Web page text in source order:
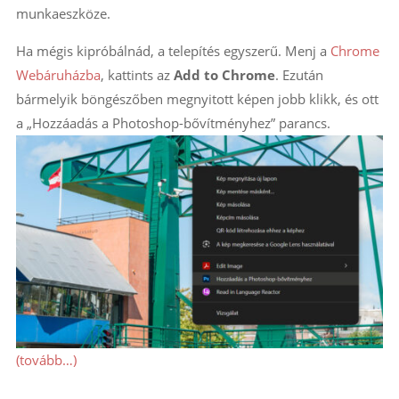
munkaeszköze.
Ha mégis kipróbálnád, a telepítés egyszerű. Menj a Chrome
Webáruházba, kattints az Add to Chrome. Ezután
bármelyik böngészőben megnyitott képen jobb klikk, és ott
a „Hozzáadás a Photoshop-bővítményhez” parancs.
(tovább…)